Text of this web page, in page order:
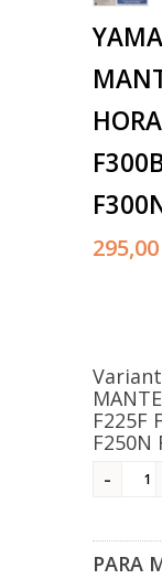
F225F
F250N
PARA